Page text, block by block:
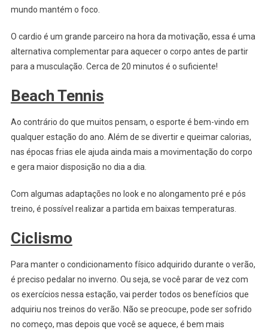
mundo mantém o foco.
O cardio é um grande parceiro na hora da motivação, essa é uma
alternativa complementar para aquecer o corpo antes de partir
para a musculação. Cerca de 20 minutos é o suficiente!
Beach Tennis
Ao contrário do que muitos pensam, o esporte é bem-vindo em
qualquer estação do ano. Além de se divertir e queimar calorias,
nas épocas frias ele ajuda ainda mais a movimentação do corpo
e gera maior disposição no dia a dia.
Com algumas adaptações no look e no alongamento pré e pós
treino, é possível realizar a partida em baixas temperaturas.
Ciclismo
Para manter o condicionamento físico adquirido durante o verão,
é preciso pedalar no inverno. Ou seja, se você parar de vez com
os exercícios nessa estação, vai perder todos os benefícios que
adquiriu nos treinos do verão. Não se preocupe, pode ser sofrido
no começo, mas depois que você se aquece, é bem mais